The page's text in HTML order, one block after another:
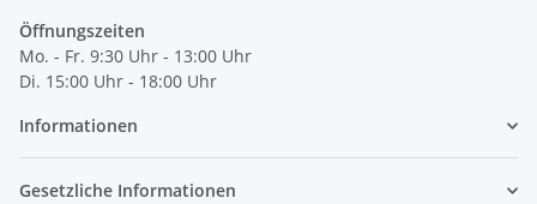
Öffnungszeiten
Mo. - Fr. 9:30 Uhr - 13:00 Uhr
Di. 15:00 Uhr - 18:00 Uhr
Informationen
Gesetzliche Informationen